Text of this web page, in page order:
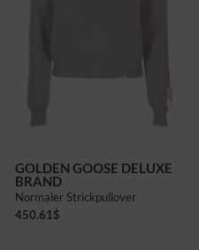
GOLDEN GOOSE DELUXE
BRAND
Normaler Strickpullover
450.61 $